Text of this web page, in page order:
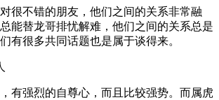
很不错的朋友，他们之间的关系非常融
能替龙哥排忧解难，他们之间的关系总是
有很多共同话题也是属于谈得来。
有强烈的自尊心，而且比较强势。而属虎